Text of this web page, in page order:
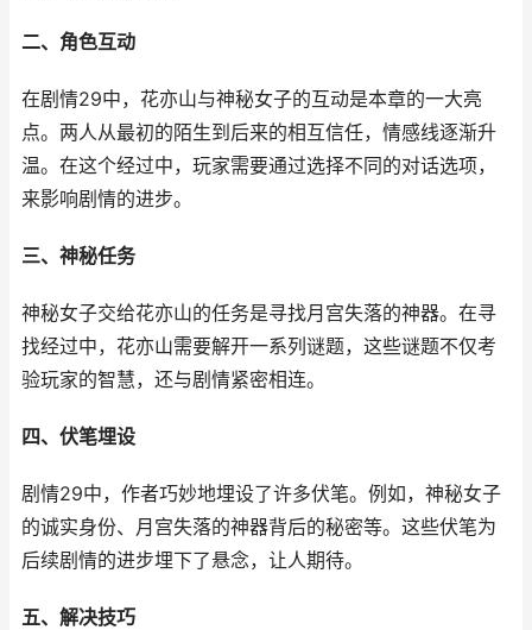
二、角色互动
在剧情29中，花亦山与神秘女子的互动是本章的一大亮
点。两人从最初的陌生到后来的相互信任，情感线逐渐升
温。在这个经过中，玩家需要通过选择不同的对话选项，
来影响剧情的进步。
三、神秘任务
神秘女子交给花亦山的任务是寻找月宫失落的神器。在寻
找经过中，花亦山需要解开一系列谜题，这些谜题不仅考
验玩家的智慧，还与剧情紧密相连。
四、伏笔埋设
剧情29中，作者巧妙地埋设了许多伏笔。例如，神秘女子
的诚实身份、月宫失落的神器背后的秘密等。这些伏笔为
后续剧情的进步埋下了悬念，让人期待。
五、解决技巧